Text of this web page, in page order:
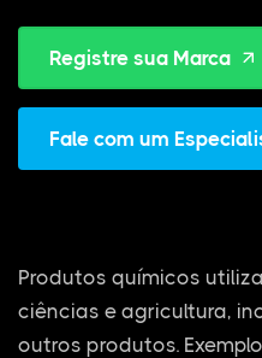
Registre sua Marca
Fale com um
Produtos químicos
ciências e agricultura,
outros produtos.